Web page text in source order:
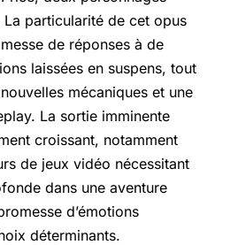
particularité de cet opus
de réponses à de
laissées en suspens, tout
mécaniques et une
La sortie imminente
croissant, notamment
de jeux vidéo nécessitant
dans une aventure
d’émotions
déterminants.